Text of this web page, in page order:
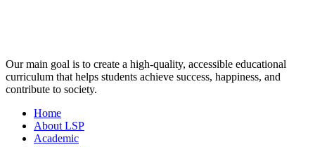
Our main goal is to create a high-quality, accessible educational
curriculum that helps students achieve success, happiness, and
contribute to society.
Home
About LSP
Academic